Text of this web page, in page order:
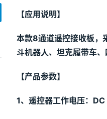
【应用说明】
本款8通道遥控接收板，
斗机器人、坦克履带车、
【产品参数】
1、遥控器工作电压： DC